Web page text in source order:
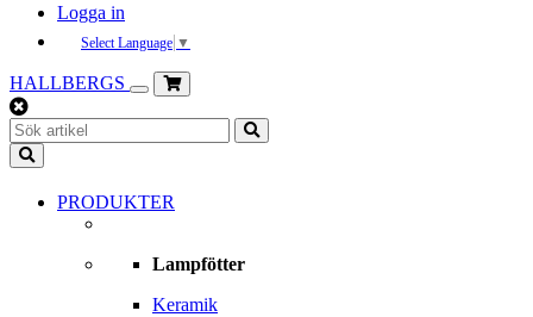
Logga in
Select Language ▼
HALLBERGS
Toggle
navigation
PRODUKTER
Lampfötter
Keramik